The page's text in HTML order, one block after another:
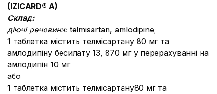
(IZICARD® A)
Склад:
діючі речовини: telmisartan, amlodipine;
1 таблетка містить телмісартану 80 мг та
амлодипіну бесилату 13, 870 мг у перерахуванні на
амлодипін 10 мг
або
1 таблетка містить телмісартану80 мг та